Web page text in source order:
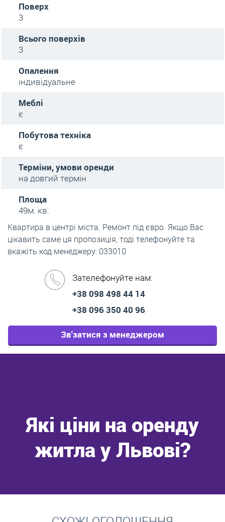
Поверх
3
Всього поверхів
3
Опалення
індивідуальне
Меблі
є
Побутова техніка
є
Терміни, умови оренди
на довгий термін
Площа
49м. кв.
Квартира в центрі міста. Ремонт під євро. Якщо Вас
цікавить саме ця пропозиція, тоді телефонуйте та
вкажіть код менеджеру: 033010
Зателефонуйте нам:
+38 098 498 44 14
+38 096 350 40 96
Зв'затися з менеджером
Які ціни на оренду
житла у Львові?